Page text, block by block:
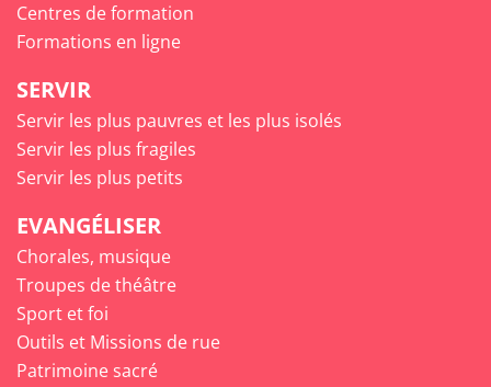
Centres de formation
Formations en ligne
SERVIR
Servir les plus pauvres et les plus isolés
Servir les plus fragiles
Servir les plus petits
EVANGÉLISER
Chorales, musique
Troupes de théâtre
Sport et foi
Outils et Missions de rue
Patrimoine sacré